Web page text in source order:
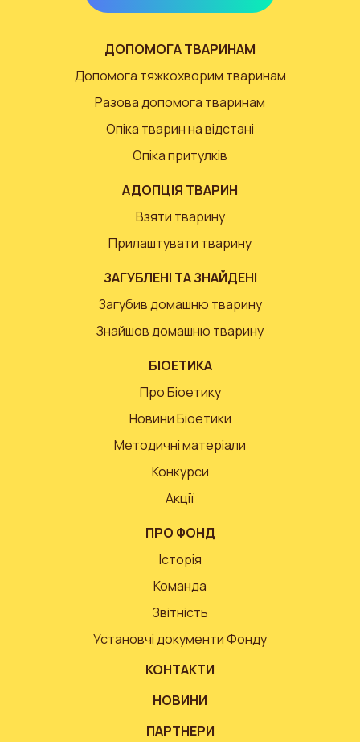
ДОПОМОГА ТВАРИНАМ
Допомога тяжкохворим тваринам
Разова допомога тваринам
Опіка тварин на відстані
Опіка притулків
АДОПЦІЯ ТВАРИН
Взяти тварину
Прилаштувати тварину
ЗАГУБЛЕНІ ТА ЗНАЙДЕНІ
Загубив домашню тварину
Знайшов домашню тварину
БІОЕТИКА
Про Біоетику
Новини Біоетики
Методичні матеріали
Конкурси
Акції
ПРО ФОНД
Історія
Команда
Звітність
Установчі документи Фонду
КОНТАКТИ
НОВИНИ
ПАРТНЕРИ